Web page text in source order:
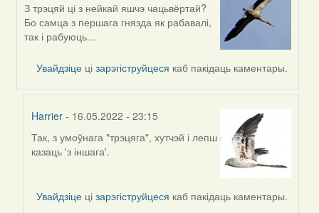
In
reply
to
Harrier
З трэцяй ці з нейкай яшчэ чацьвёртай?
Бо самца з першага гнязда як рабавалі,
так і рабуюць...
Увайдзіце цізарэгіструйцеся каб пакідаць каментары.
Harrier - 16.05.2022 - 23:15
In
reply
Lighty
Так, з умоўнага "трэцяга", хутчэй і лепш
казаць 'з іншага'.
Увайдзіце цізарэгіструйцеся каб пакідаць каментары.